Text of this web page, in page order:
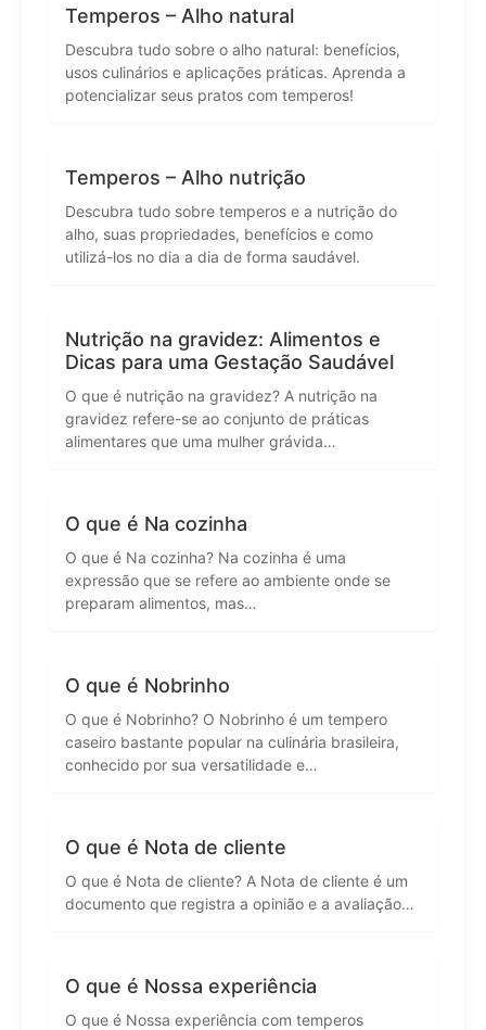
Temperos – Alho natural
Descubra tudo sobre o alho natural: benefícios,
usos culinários e aplicações práticas. Aprenda a
potencializar seus pratos com temperos!
Temperos – Alho nutrição
Descubra tudo sobre temperos e a nutrição do
alho, suas propriedades, benefícios e como
utilizá-los no dia a dia de forma saudável.
Nutrição na gravidez: Alimentos e
Dicas para uma Gestação Saudável
O que é nutrição na gravidez? A nutrição na
gravidez refere-se ao conjunto de práticas
alimentares que uma mulher grávida…
O que é Na cozinha
O que é Na cozinha? Na cozinha é uma
expressão que se refere ao ambiente onde se
preparam alimentos, mas…
O que é Nobrinho
O que é Nobrinho? O Nobrinho é um tempero
caseiro bastante popular na culinária brasileira,
conhecido por sua versatilidade e…
O que é Nota de cliente
O que é Nota de cliente? A Nota de cliente é um
documento que registra a opinião e a avaliação…
O que é Nossa experiência
O que é Nossa experiência com temperos